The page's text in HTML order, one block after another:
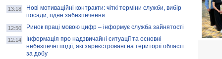
13:18
Нові мотиваційні контракти: чіткі терміни служби, вибір
посади, гідне забезпечення
12:50 Ринок праці мовою цифр – інформує служба зайнятості
12:14
Інформація про надзвичайні ситуації та основні
небезпечні події, які зареєстровані на території області
за добу